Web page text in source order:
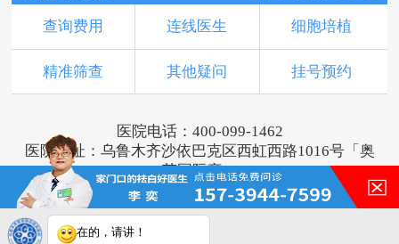
查询费用 连线医生 细胞培植
精准筛查 其他疑问 挂号预约
医院电话：400-099-1462
医院地址：乌鲁木齐沙依巴克区西虹西路1016号「奥
莱国际旁」
版权所有：乌鲁木齐新军都皮肤病医院
新ICP备16001749号-3
注：本网站信息仅供参考，不能作为诊断及医疗依
在的，请讲！